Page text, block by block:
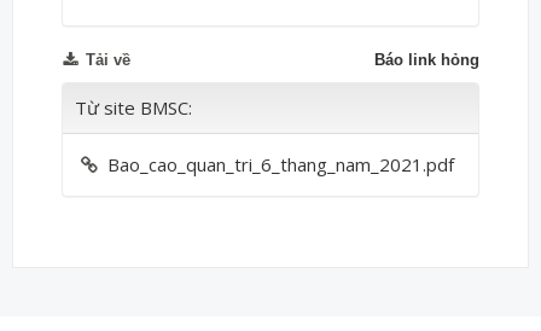
Báo link hỏng
Tải về
Từ site BMSC:
Bao_cao_quan_tri_6_thang_nam_2021.pdf